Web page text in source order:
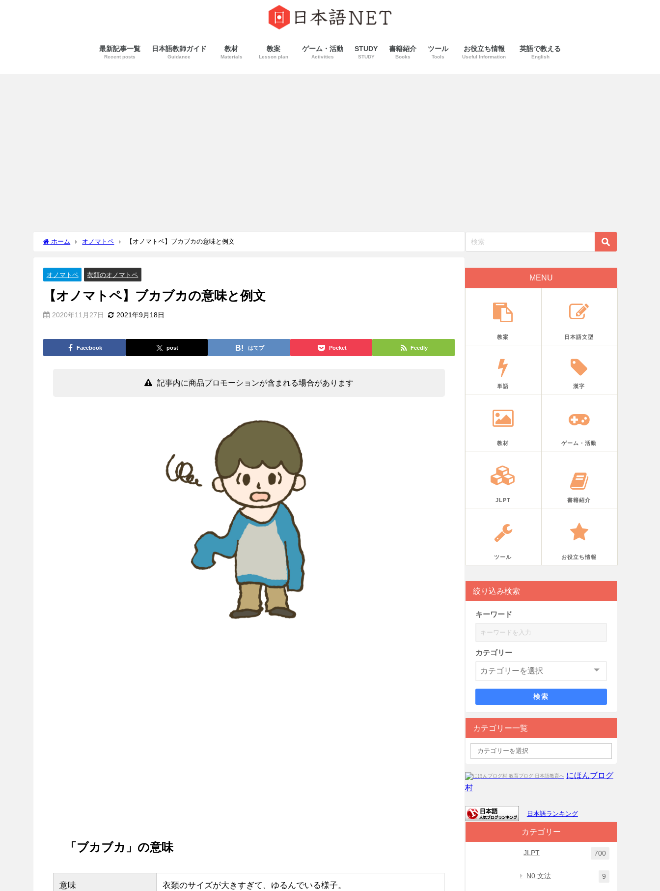
最新記事一覧
Recent posts
日本語教師ガイド
Guidance
教材
Materials
教案
Lesson plan
ゲーム・活動
Activities
STUDY
STUDY
書籍紹介
Books
ツール
Tools
お役立ち情報
Useful Information
英語で教える
English
ホーム オノマトペ 【オノマトペ】ブカブカの意味と例文
オノマトペ 衣類のオノマトペ
【オノマトペ】ブカブカの意味と例文
2020年11月27日 2021年9月18日
Facebook post はてブ Pocket Feedly
記事内に商品プロモーションが含まれる場合があります
「ブカブカ」の意味
意味 衣類のサイズが大きすぎて、ゆるんでいる様子。
MENU
教案 日本語文型
単語 漢字
教材 ゲーム・活動
JLPT 書籍紹介
ツール お役立ち情報
絞り込み検索
キーワード
カテゴリー
検索
カテゴリー一覧
にほんブログ
村
日本語ランキング
カテゴリー
JLPT 700
N0 文法 9